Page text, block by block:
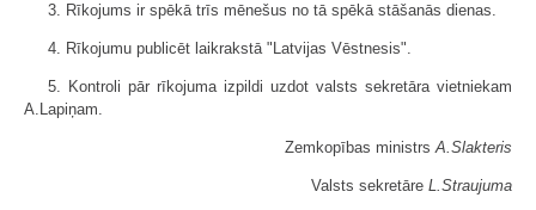
3. Rīkojums ir spēkā trīs mēnešus no tā spēkā stāšanās dienas.
4. Rīkojumu publicēt laikrakstā "Latvijas Vēstnesis".
5. Kontroli pār rīkojuma izpildi uzdot valsts sekretāra vietniekam
A.Lapiņam.
Zemkopības ministrsA.Slakteris
Valsts sekretāre L.Straujuma